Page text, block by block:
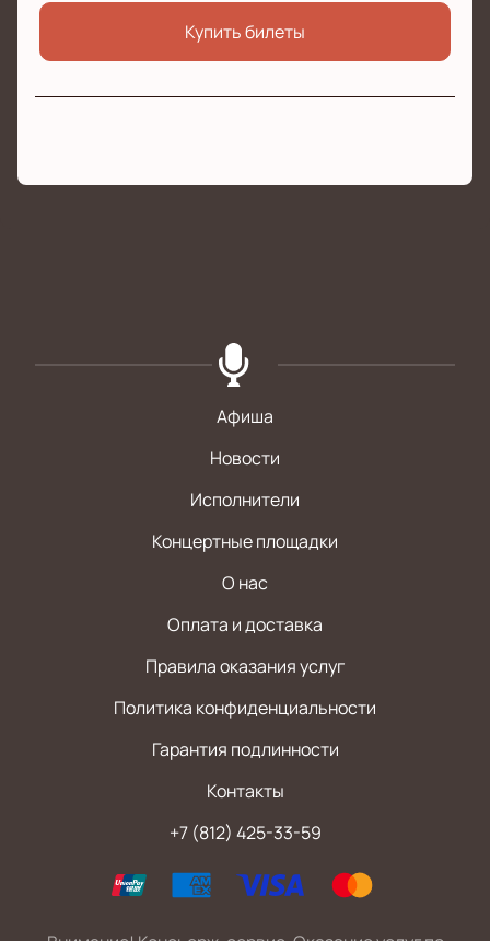
Купить билеты
Афиша
Новости
Исполнители
Концертные площадки
О нас
Оплата и доставка
Правила оказания услуг
Политика конфиденциальности
Гарантия подлинности
Контакты
+7 (812) 425-33-59